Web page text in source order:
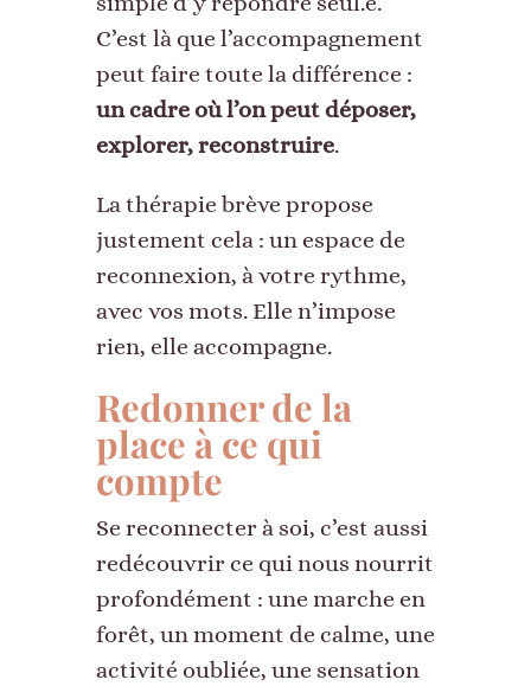
C’est là que l’accompagnement
peut faire toute la différence :
un cadre où l’on peut déposer,
explorer, reconstruire.
La thérapie brève propose
justement cela : un espace de
reconnexion, à votre rythme,
avec vos mots. Elle n’impose
rien, elle accompagne.
Redonner de la
place à ce qui
compte
Se reconnecter à soi, c’est aussi
redécouvrir ce qui nous nourrit
profondément : une marche en
forêt, un moment de calme, une
activité oubliée, une sensation